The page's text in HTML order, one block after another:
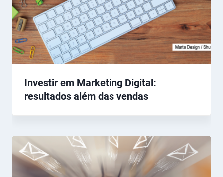
Investir em Marketing Digital:
resultados além das vendas